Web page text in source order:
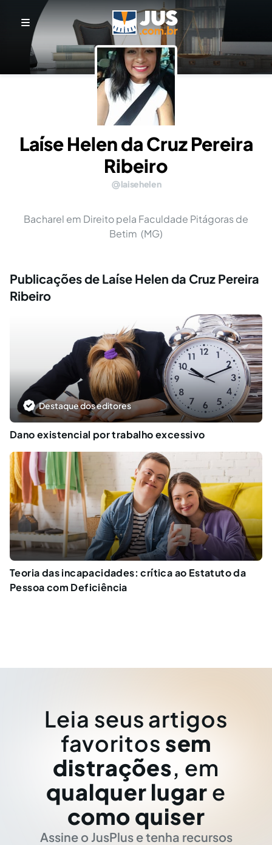
Laíse Helen da Cruz Pereira
Ribeiro
laisehelen
Bacharel em Direito pela Faculdade Pitágoras de
Betim (MG)
Publicações de Laíse Helen da Cruz Pereira
Ribeiro
Destaque dos editores
Dano existencial por trabalho excessivo
Teoria das incapacidades: crítica ao Estatuto da
Pessoa com Deficiência
Leia seus artigos
favoritos sem
distrações, em
qualquer lugar e
como quiser
Assine o JusPlus e tenha recursos